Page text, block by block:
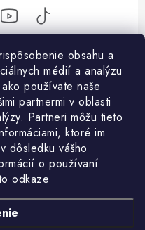
obsahu a
médií a analýzu
používate naše
partnermi v oblasti
Partneri môžu tieto
ktoré im
dôsledku vášho
o používaní
odkaze